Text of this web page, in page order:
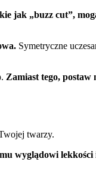
jak „buzz cut”,
Symetryczne
Zamiast tego,
twarzy.
wyglądowi lekkości